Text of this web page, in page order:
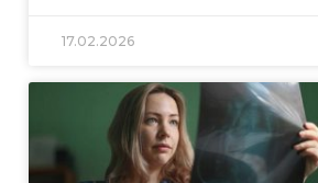
17.02.2026